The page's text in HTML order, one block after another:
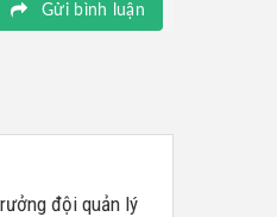
Gửi bình luận
đội quản lý